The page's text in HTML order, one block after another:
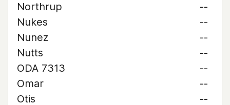
Northrup
--
Nukes
--
Nunez
--
Nutts
--
ODA 7313
--
Omar
--
Otis
--